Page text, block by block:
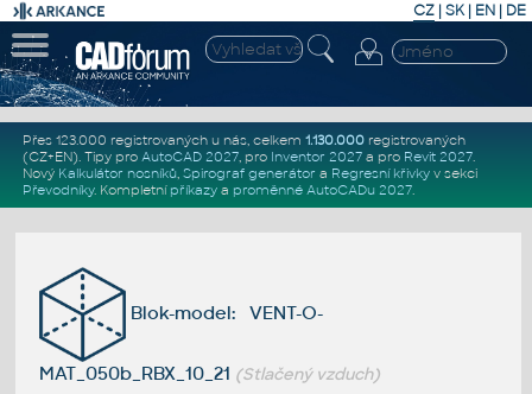
CZ | SK| EN | DE
Přes 123.000 registrovaných u nás, celkem 1.130.000registrovaných
(CZ+EN). Tipy pro AutoCAD 2027, pro Inventor 2027a pro Revit 2027.
Nový Kalkulátor nosníků, Spirograf generátor a Regresní křivkyv sekci
Převodníky. Kompletní příkazya proměnné AutoCADu 2027.
Blok-model: VENT-O-
MAT_050b_RBX_10_21 (Stlačený vzduch)